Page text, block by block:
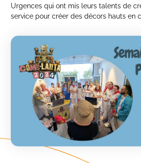
Urgences qui ont mis leurs talents de
service pour créer des décors hauts en